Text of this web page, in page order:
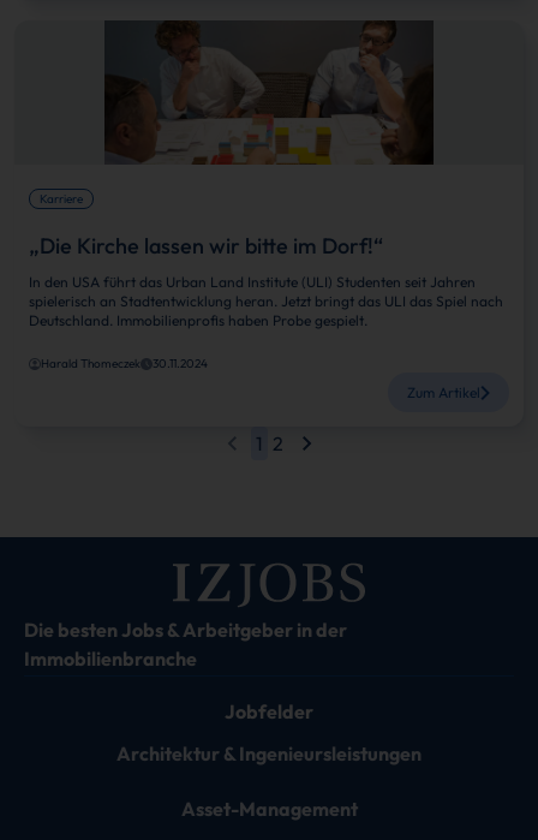
Karriere
„Die Kirche lassen wir bitte im Dorf!“
In den USA führt das Urban Land Institute (ULI) Studenten seit Jahren
spielerisch an Stadtentwicklung heran. Jetzt bringt das ULI das Spiel nach
Deutschland. Immobilienprofis haben Probe gespielt.
Harald Thomeczek 30.11.2024
Zum Artikel
1 2
Die besten Jobs & Arbeitgeber in der
Immobilienbranche
Jobfelder
Architektur & Ingenieursleistungen
Asset-Management